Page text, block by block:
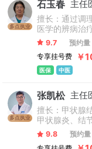
多点执业
石玉春 主任
擅长：通过调
医学的辨病治
肠、肝、食管
关病症具有丰
治疗基础上运
险，配合放化
经验。同时，
征、月经不调
丰富的临床经
9.7 预约量
专享挂号费
￥
医保 中医
多点执业
张凯松 主任
擅长：甲状腺
甲状腺炎、结
乳腺增生、乳
9.8 预约量